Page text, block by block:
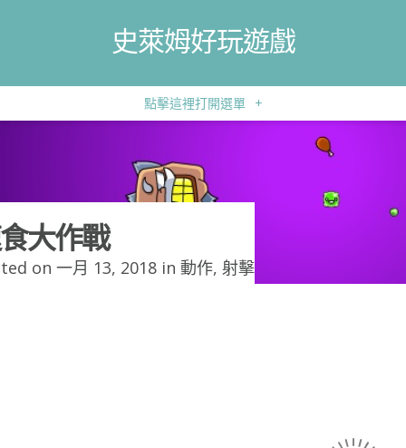
史萊姆好玩遊戲
點擊這裡打開選單 +
大作戰
on 一月 13, 2018 in 動作, 射擊